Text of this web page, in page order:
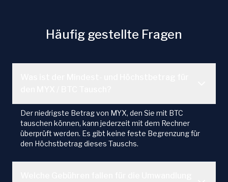
Häufig gestellte Fragen
Der niedrigste Betrag von MYX, den Sie mit BTC
tauschen können, kann jederzeit mit dem Rechner
überprüft werden. Es gibt keine feste Begrenzung für
den Höchstbetrag dieses Tauschs.